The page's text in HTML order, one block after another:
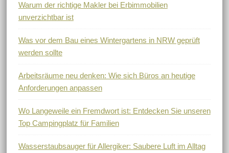
Warum der richtige Makler bei Erbimmobilien
unverzichtbar ist
Was vor dem Bau eines Wintergartens in NRW geprüft
werden sollte
Arbeitsräume neu denken: Wie sich Büros an heutige
Anforderungen anpassen
Wo Langeweile ein Fremdwort ist: Entdecken Sie unseren
Top Campingplatz für Familien
Wasserstaubsauger für Allergiker: Saubere Luft im Alltag